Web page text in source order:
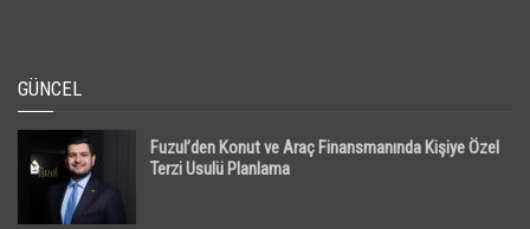
GÜNCEL
Fuzul’den Konut ve Araç Finansmanında Kişiye Özel
Terzi Usulü Planlama